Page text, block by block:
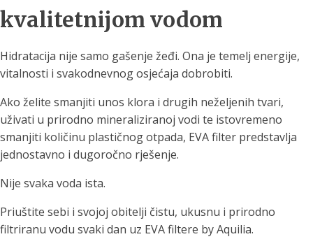
kvalitetnijom vodom
Hidratacija nije samo gašenje žeđi. Ona je temelj energije,
vitalnosti i svakodnevnog osjećaja dobrobiti.
Ako želite smanjiti unos klora i drugih neželjenih tvari,
uživati u prirodno mineraliziranoj vodi te istovremeno
smanjiti količinu plastičnog otpada, EVA filter predstavlja
jednostavno i dugoročno rješenje.
Nije svaka voda ista.
Priuštite sebi i svojoj obitelji čistu, ukusnu i prirodno
filtriranu vodu svaki dan uz EVA filtere by Aquilia.